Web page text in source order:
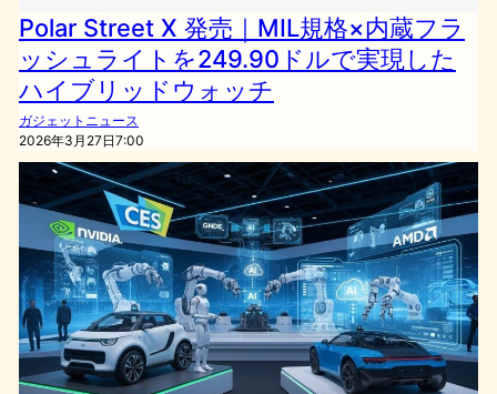
Polar Street X 発売｜MIL規格×内蔵フラ
ッシュライトを249.90ドルで実現した
ハイブリッドウォッチ
ガジェットニュース
2026年3月27日7:00